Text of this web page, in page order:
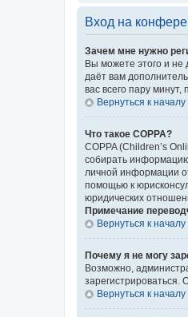
Вход на
Зачем мне нужно
Вы можете этого и не
даёт вам
вас всего пару
Вернуться к началу
Что такое COPPA?
COPPA (Children’s
собирать
личной информации
помощью к
юридических
Примечание
Вернуться к началу
Почему я не могу
Возможно,
зарегистрироваться.
Вернуться к началу